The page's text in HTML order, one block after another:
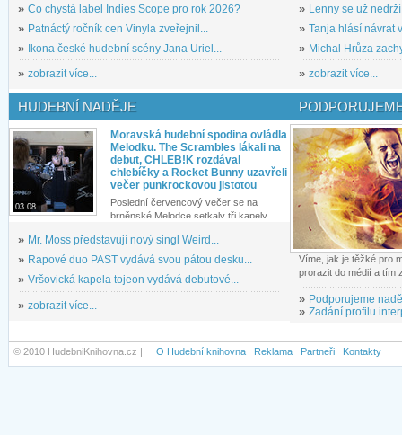
» Co chystá label Indies Scope pro rok 2026?
» Patnáctý ročník cen Vinyla zveřejnil...
»
Ikona české hudební scény Jana Uriel...
» zobrazit více...
» Lenny se už
» Tanja hlásí návrat
» Michal Hrůza
» zobrazit více...
HUDEBNÍ NADĚJE
03.08.
Moravská hudební spodina ovládla
Melodku. The Scrambles lákali na
debut, CHLEB!K rozdával
chlebíčky a Rocket Bunny uzavřeli
večer punkrockovou jistotou
Poslední červencový večer se na
brněnské Melodce setkaly tři kapely...
» Mr. Moss představují nový singl Weird...
» Rapové duo PAST vydává svou pátou desku...
» Vršovická kapela tojeon vydává debutové...
» zobrazit více...
Víme, jak je těžké pro
prorazit do médií a tím
» Podporujeme
» Zadání profilu
© 2010 HudebniKnihovna.cz | O Hudební knihovna Reklama Partneři Kontakty